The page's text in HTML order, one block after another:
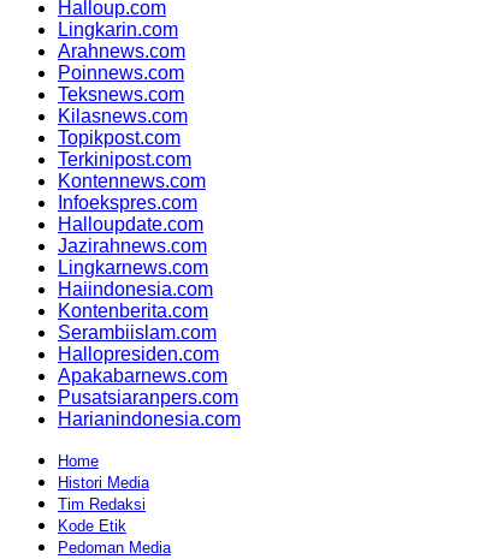
Halloup.com
Lingkarin.com
Arahnews.com
Poinnews.com
Teksnews.com
Kilasnews.com
Topikpost.com
Terkinipost.com
Kontennews.com
Infoekspres.com
Halloupdate.com
Jazirahnews.com
Lingkarnews.com
Haiindonesia.com
Kontenberita.com
Serambiislam.com
Hallopresiden.com
Apakabarnews.com
Pusatsiaranpers.com
Harianindonesia.com
Home
Histori Media
Tim Redaksi
Kode Etik
Pedoman Media